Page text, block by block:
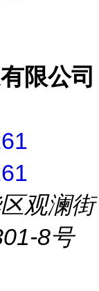
限公司
观澜街
8号